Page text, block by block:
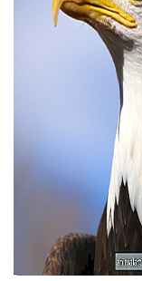
ARTÍCULO
El
veterinario
fascinante